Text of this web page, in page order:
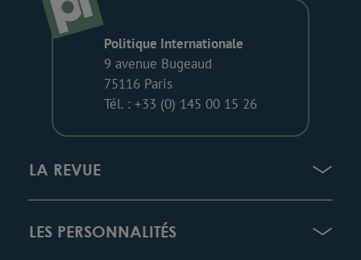
Politique Internationale
9 avenue Bugeaud
75116 Paris
Tél. : +33 (0) 145 00 15 26
LA REVUE
LES PERSONNALITÉS